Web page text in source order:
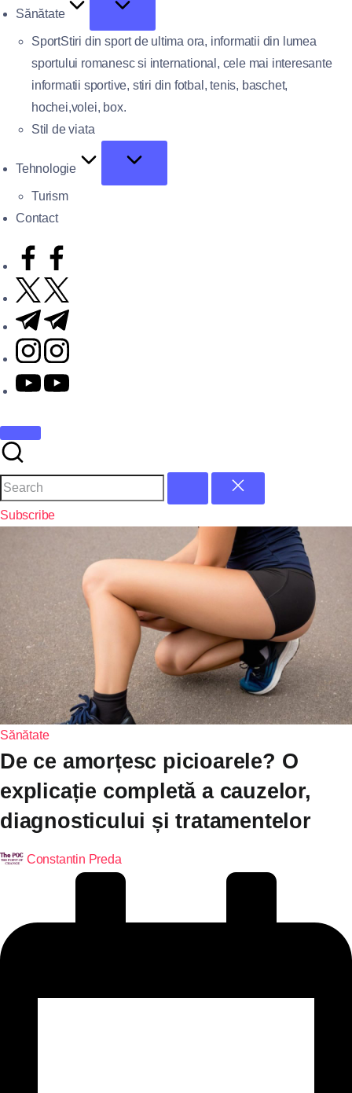
Sănătate
SportStiri din sport de ultima ora, informatii din lumea
sportului romanesc si international, cele mai interesante
informatii sportive, stiri din fotbal, tenis, baschet,
hochei,volei, box.
Stil de viata
Tehnologie
Turism
Contact
Subscribe
Sănătate
De ce amorțesc picioarele? O
explicație completă a cauzelor,
diagnosticului și tratamentelor
Constantin Preda